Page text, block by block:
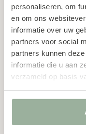
personaliseren, om
en om ons
informatie over uw
partners voor social
partners kunnen
informatie die u aan
verzameld op basis
CONTACT
Ma t/m za
Birkstraat 99, 3768